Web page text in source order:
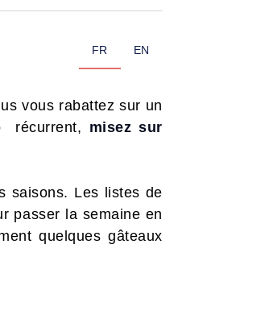
FR EN
vous rabattez sur un
récurrent, misez sur
saisons. Les listes de
passer la semaine en
quelques gâteaux